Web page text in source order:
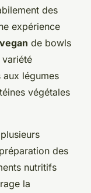
des
expérience
de bowls
variété
légumes
végétales
des
nutritifs
la